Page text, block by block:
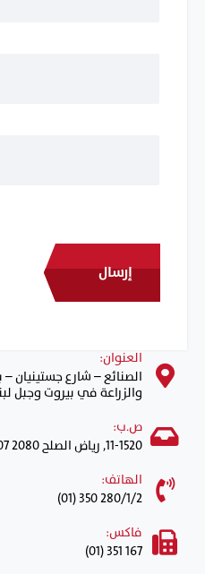
العنوان:
الصنائع – شارع جستينيان –
والزراعة في بيروت وجبل
ص.ب:
11-1520, رياض الصلح 2080 1107
الهاتف:
(01) 350 280/1/2
فاكس:
(01) 351 167
إرسال